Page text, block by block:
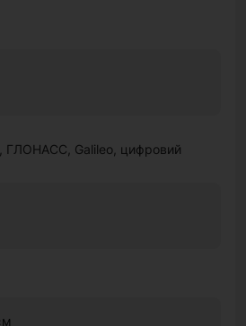
ГЛОНАСС, Galileo, цифровий